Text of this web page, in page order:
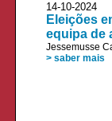
14-10-
Eleições
equipa de
Jessemusse
> saber mais